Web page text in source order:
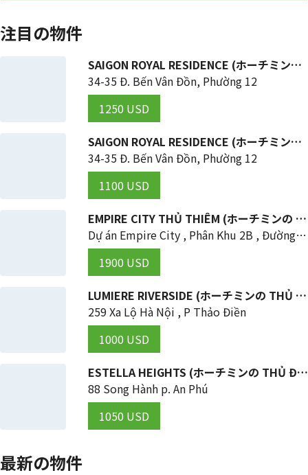
注目の物件
SAIGON ROYAL RESIDENCE (ホーチミンの 4区)
34-35 Đ. Bến Vân Đồn, Phường 12
1250 USD
SAIGON ROYAL RESIDENCE (ホーチミンの 4区)
34-35 Đ. Bến Vân Đồn, Phường 12
1100 USD
EMPIRE CITY THỦ THIÊM (ホーチミンの THỦ ĐỨC 区)
Dự án Empire City , Phân Khu 2B , Đường Mai Chí Thọ , Phường Thủ Thêm , Tp Thủ Đức , TP HCM
1900 USD
LUMIERE RIVERSIDE (ホーチミンの THỦ ĐỨC 区)
259 Xa Lộ Hà Nội , P Thảo Điền
1000 USD
ESTELLA HEIGHTS (ホーチミンの THỦ ĐỨC 区)
88 Song Hành p. An Phú
1050 USD
最新の物件